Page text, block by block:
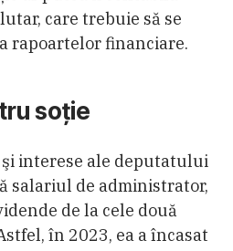
care trebuie să se
rapoartelor financiare.
soţie
interese ale deputatului
salariul de administrator,
de la cele două
în 2023, ea a încasat